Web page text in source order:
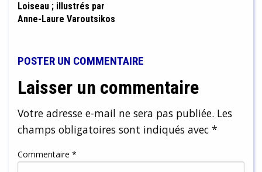
Loiseau ; illustrés par
Anne-Laure Varoutsikos
POSTER UN COMMENTAIRE
Laisser un commentaire
Votre adresse e-mail ne sera pas publiée. Les
champs obligatoires sont indiqués avec *
Commentaire *